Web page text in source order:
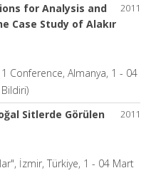
2011
for Analysis and
Case Study of Alakır
Conference, Almanya, 1 - 04
2011
Sitlerde Görülen
İzmir, Türkiye, 1 - 04 Mart